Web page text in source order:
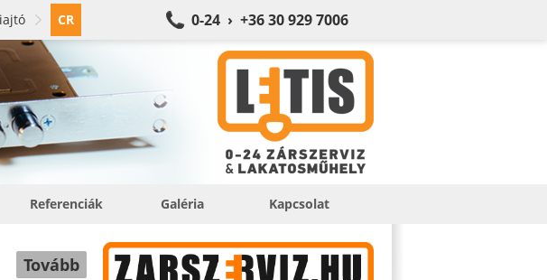
CR 0-24 › +36 30 929 7006
Referenciák Galéria Kapcsolat
Tovább